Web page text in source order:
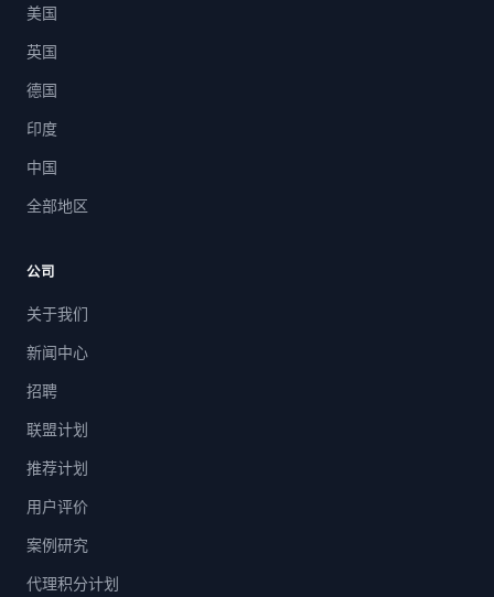
美国
英国
德国
印度
中国
全部地区
公司
关于我们
新闻中心
招聘
联盟计划
推荐计划
用户评价
案例研究
代理积分计划